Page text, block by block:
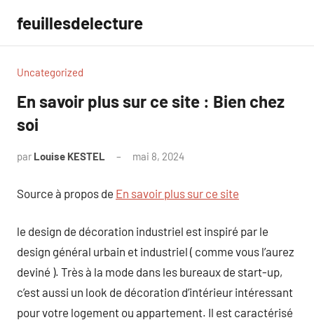
contenu
feuillesdelecture
Uncategorized
En savoir plus sur ce site : Bien chez
soi
par Louise KESTEL mai 8, 2024
Source à propos de En savoir plus sur ce site
le design de décoration industriel est inspiré par le
design général urbain et industriel ( comme vous l’aurez
deviné ). Très à la mode dans les bureaux de start-up,
c’est aussi un look de décoration d’intérieur intéressant
pour votre logement ou appartement. Il est caractérisé